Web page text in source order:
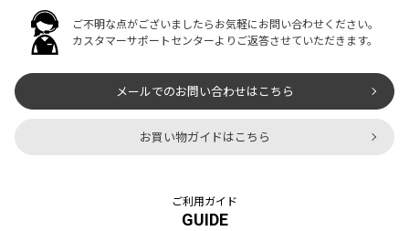
ご不明な点がございましたらお気軽にお問い合わせください。
カスタマーサポートセンターよりご返答させていただきます。
メールでのお問い合わせはこちら
お買い物ガイドはこちら
ご利用ガイド
GUIDE